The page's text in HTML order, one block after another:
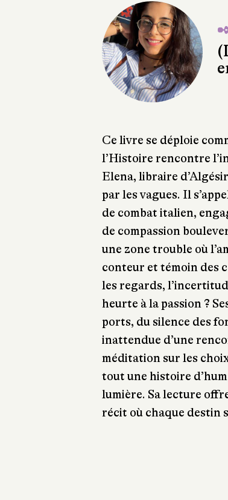
Ce livre se déploie
l’Histoire rencontre
Elena, libraire
par les vagues. Il
de combat italien,
de compassion
une zone trouble où
conteur et témoin des
les regards,
heurte à la passion ?
ports, du silence des
inattendue d’une
méditation sur les
tout une histoire
lumière. Sa lecture
récit où chaque destin